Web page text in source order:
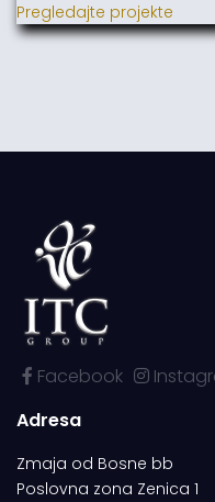
Pregledajte projekte
Facebook
Adresa
Zmaja od Bosne bb
Poslovna zona Zenica 1